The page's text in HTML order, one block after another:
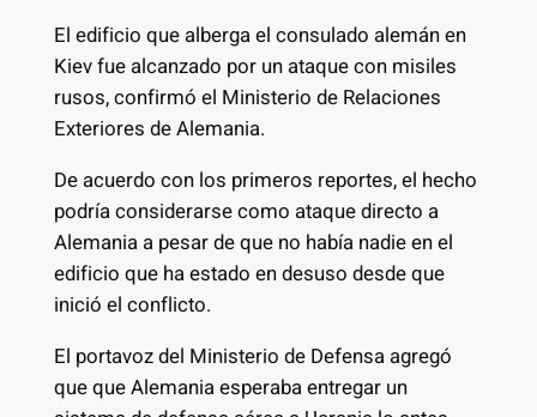
El edificio que alberga el consulado alemán en
Kiev fue alcanzado por un ataque con misiles
rusos, confirmó el Ministerio de Relaciones
Exteriores de Alemania.
De acuerdo con los primeros reportes, el hecho
podría considerarse como ataque directo a
Alemania a pesar de que no había nadie en el
edificio que ha estado en desuso desde que
inició el conflicto.
El portavoz del Ministerio de Defensa agregó
que que Alemania esperaba entregar un